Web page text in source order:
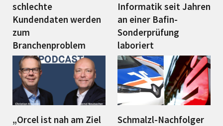
schlechte
Kundendaten werden
zum
Branchenproblem
Informatik seit Jahren
an einer Bafin-
Sonderprüfung
laboriert
„Orcel ist nah am Ziel
Schmalzl-Nachfolger